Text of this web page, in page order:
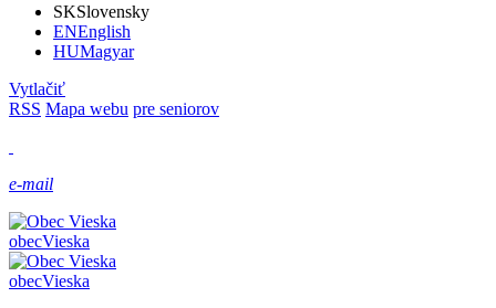
SKSlovensky
ENEnglish
HUMagyar
Vytlačiť
RSS Mapa webu pre seniorov
e-mail
obecVieska
obecVieska